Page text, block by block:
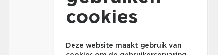
cookies
Deze website maakt gebruik van